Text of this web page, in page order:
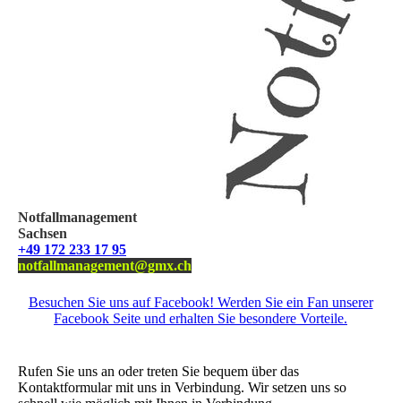
Notfallmanagement
Sachsen
+49 172 233 17 95
notfallmanagement@gmx.ch
Besuchen Sie uns auf Facebook! Werden Sie ein Fan unserer
Facebook Seite und erhalten Sie besondere Vorteile.
Rufen Sie uns an oder treten Sie bequem über das
Kontaktformular mit uns in Verbindung. Wir setzen uns so